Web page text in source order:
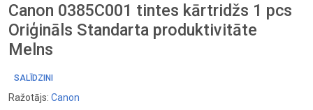
Canon 0385C001 tintes kārtridžs 1 pcs
Oriģināls Standarta produktivitāte
Melns
SALĪDZINI
Ražotājs: Canon